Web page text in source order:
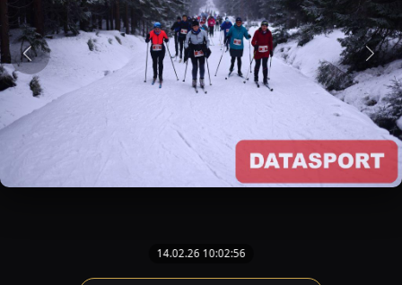
14.02.26 10:02:56